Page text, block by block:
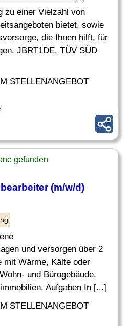
zu einer Vielzahl von
bietet, sowie
die Ihnen hilft, für
JBRT1DE. TÜV SÜD
STELLENANGEBOT
gefunden
(m/w/d)
und versorgen über 2
mit Wärme, Kälte oder
und Bürogebäude,
Aufgaben In [...]
STELLENANGEBOT